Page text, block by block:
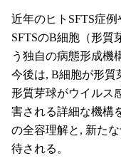
近年のヒトSFTS症
SFTSのB細胞（形質
う独自の病態形成機
今後は, B細胞が形質
形質芽球がウイルス
害される詳細な機構
の全容理解と, 新た
待される。